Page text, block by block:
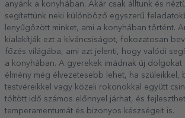
anyánk a konyhában. Akár csak álltunk és
segítettünk neki különböző egyszerű
lenyűgözött minket, ami a konyhában történt.
kialakítják ezt a kíváncsiságot, fokozatosan
főzés világába, ami azt jelenti, hogy valódi
a konyhában. A gyerekek imádnak új dolgokat
élmény még élvezetesebb lehet, ha szüleikkel,
testvéreikkel vagy közeli rokonokkal együtt
töltött idő számos előnnyel járhat, és
temperamentumát és bizonyos készségeit is.